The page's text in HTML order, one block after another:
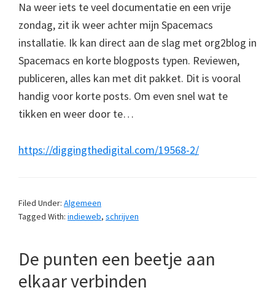
Na weer iets te veel documentatie en een vrije
zondag, zit ik weer achter mijn Spacemacs
installatie. Ik kan direct aan de slag met org2blog in
Spacemacs en korte blogposts typen. Reviewen,
publiceren, alles kan met dit pakket. Dit is vooral
handig voor korte posts. Om even snel wat te
tikken en weer door te…
https://diggingthedigital.com/19568-2/
Filed Under: Algemeen
Tagged With: indieweb, schrijven
De punten een beetje aan
elkaar verbinden